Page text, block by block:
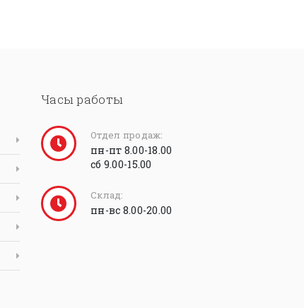
Часы работы
Отдел продаж:
пн-пт 8.00-18.00
сб 9.00-15.00
Склад:
пн-вс 8.00-20.00